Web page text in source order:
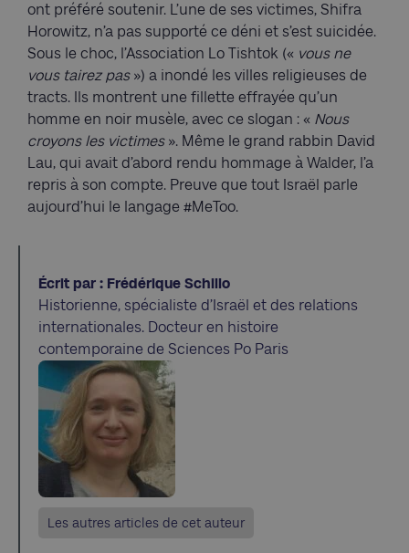
ont préféré soutenir. L’une de ses victimes, Shifra
Horowitz, n’a pas supporté ce déni et s’est suicidée.
Sous le choc, l’Association Lo Tishtok (« vous ne
vous tairez pas») a inondé les villes religieuses de
tracts. Ils montrent une fillette effrayée qu’un
homme en noir musèle, avec ce slogan : « Nous
croyons les victimes». Même le grand rabbin David
Lau, qui avait d’abord rendu hommage à Walder, l’a
repris à son compte. Preuve que tout Israël parle
aujourd’hui le langage #MeToo.
Écrit par : Frédérique Schillo
Historienne, spécialiste d’Israël et des relations
internationales. Docteur en histoire
contemporaine de Sciences Po Paris
Les autres articles de cet auteur